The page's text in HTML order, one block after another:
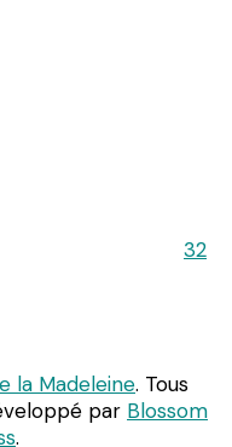
32
la Madeleine. Tous
par Blossom
.